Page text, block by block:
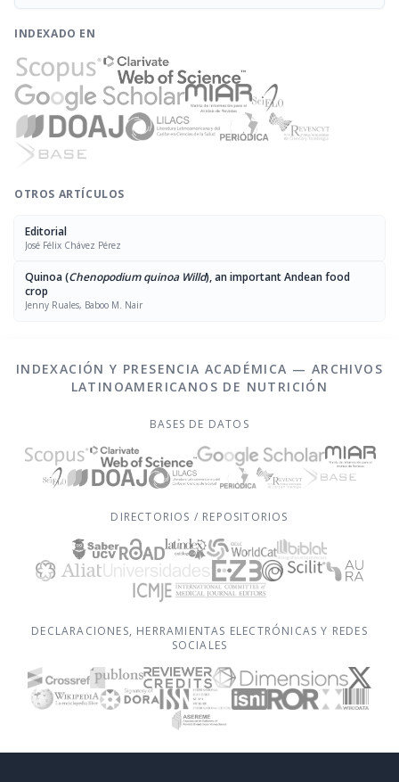
INDEXADO EN
OTROS ARTÍCULOS
Editorial
José Félix Chávez Pérez
Quinoa (Chenopodium quinoa Willd), an important Andean food
crop
Jenny Ruales, Baboo M. Nair
INDEXACIÓN Y PRESENCIA ACADÉMICA — ARCHIVOS
LATINOAMERICANOS DE NUTRICIÓN
BASES DE DATOS
DIRECTORIOS / REPOSITORIOS
DECLARACIONES, HERRAMIENTAS ELECTRÓNICAS Y REDES
SOCIALES